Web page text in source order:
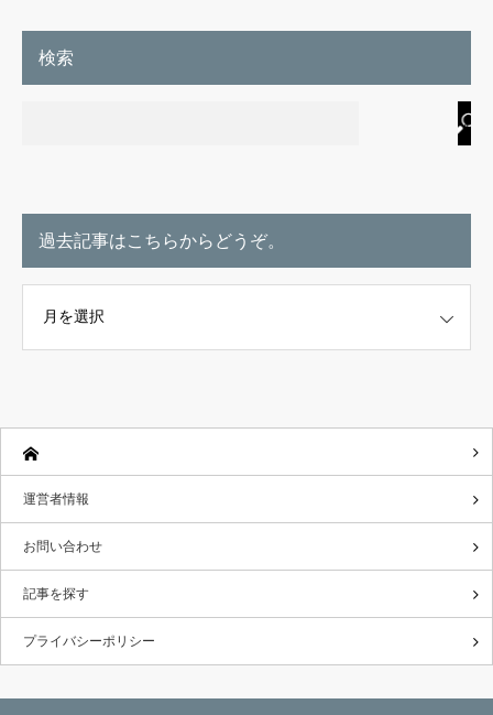
検索
過去記事はこちらからどうぞ。
ちらからどうぞ。
運営者情報
お問い合わせ
記事を探す
プライバシーポリシー